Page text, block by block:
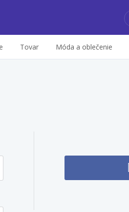
Tovar Móda a oblečenie